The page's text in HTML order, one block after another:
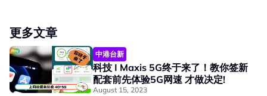
更多文章
中港台新
科技 I Maxis 5G终于来了！教你签新
配套前先体验5G网速 才做决定!
August 15, 2023